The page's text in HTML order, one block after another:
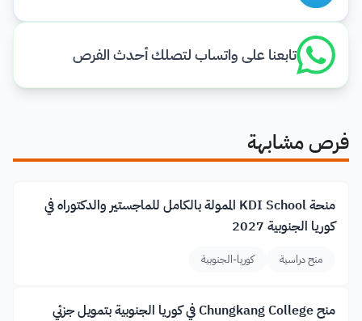
تابعنا على واتساب لتصلك أحدث الفرص
فرص مشابهة
منحة KDI School الممولة بالكامل للماجستير والدكتوراه في
كوريا الجنوبية 2027
منح دراسية كوريا-الجنوبية
منح Chungkang College في كوريا الجنوبية بتمويل جزئي